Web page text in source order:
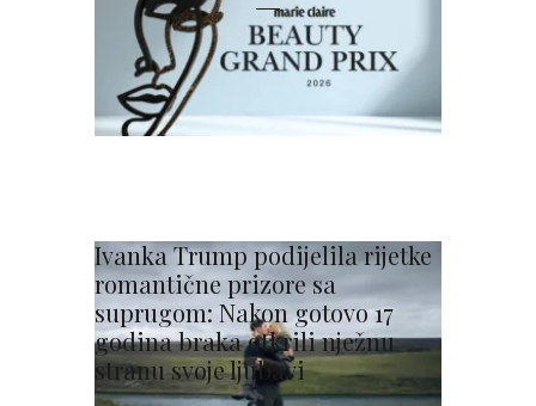
Ivanka Trump podijelila rijetke
romantične prizore sa
suprugom: Nakon gotovo 17
godina braka otkrili nježnu
stranu svoje ljubavi